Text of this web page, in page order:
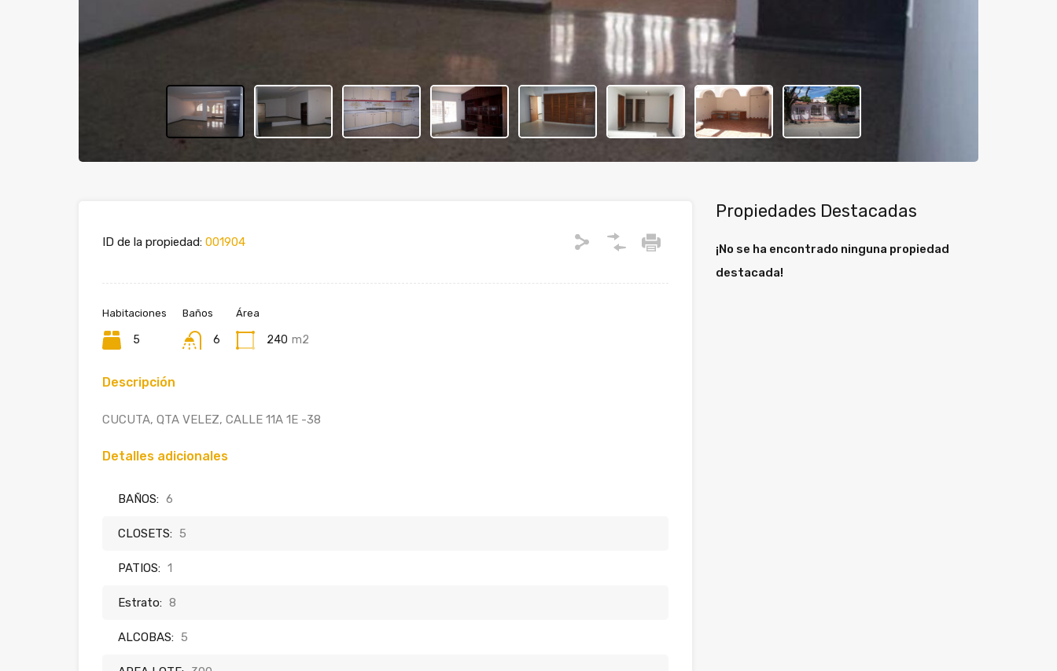
ID de la propiedad: 001904
Habitaciones
5
Baños
6
Área
240 m2
Descripción
CUCUTA, QTA VELEZ, CALLE 11A 1E -38
Detalles adicionales
BAÑOS: 6
CLOSETS: 5
PATIOS: 1
Estrato: 8
ALCOBAS: 5
Propiedades Destacadas
¡No se ha encontrado ninguna propiedad
destacada!